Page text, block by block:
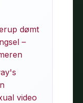
dømt
–
video